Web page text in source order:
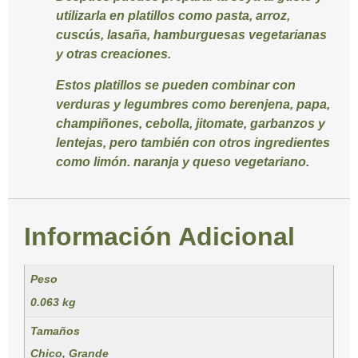
utilizarla en platillos como pasta, arroz,
cuscús, lasaña, hamburguesas vegetarianas
y otras creaciones.
Estos platillos se pueden combinar con
verduras y legumbres como berenjena, papa,
champiñones, cebolla, jitomate, garbanzos y
lentejas, pero también con otros ingredientes
como limón. naranja y queso vegetariano.
Información Adicional
Peso
0.063 kg
Tamaños
Chico, Grande